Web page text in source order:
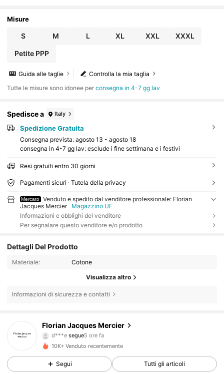
Misure
S M L XL XXL XXXL
Petite PPP
Controlla la mia taglia
Guida alle taglie
Tutte le misure sono idonee perconsegna in 4-7 gg lav
Spedisce a Italy
Spedizione Gratuita
Consegna prevista: agosto 13 - agosto 18
consegna in 4-7 gg lav: esclude i fine settimana e i festivi
Resi gratuiti entro 30 giorni
Pagamenti sicuri · Tutela della privacy
Mercato
Venduto e spedito dal venditore professionale: Florian
Jacques Mercier
Magazzino UE
Informazioni e obblighi del venditore
Per segnalare questo venditore e/o prodotto
Dettagli Del Prodotto
Materiale: Cotone
Visualizza altro
Informazioni di sicurezza e contatti
Florian Jacques Mercier
d***e segue5 ore fa
4***2 sta navigando
4.71
88 Follower
10K+ Venduto recentemente
Segui Tutti gli articoli